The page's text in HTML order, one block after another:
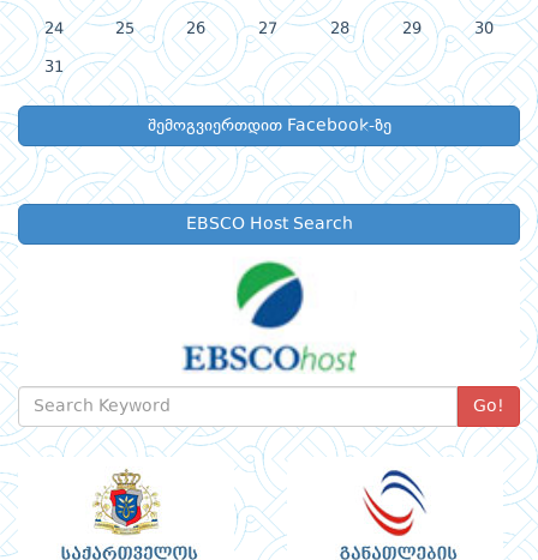
24 25 26 27 28 29 30
31
შემოგვიერთდით Facebook-ზე
EBSCO Host Search
Go!